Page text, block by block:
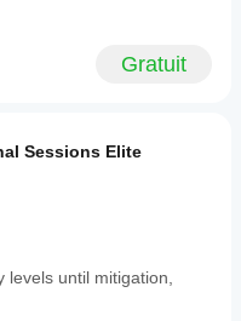
Gratuit
Sessions Elite
until mitigation,